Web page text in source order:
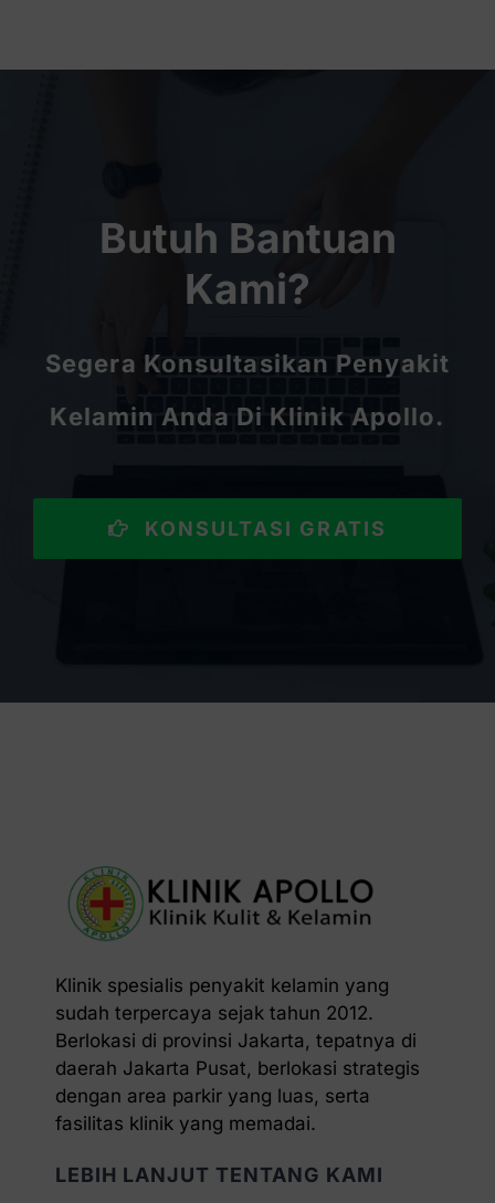
Butuh Bantuan
Kami?
Segera Konsultasikan Penyakit
Kelamin Anda Di Klinik Apollo.
KONSULTASI GRATIS
Klinik spesialis penyakit kelamin yang
sudah terpercaya sejak tahun 2012.
Berlokasi di provinsi Jakarta, tepatnya di
daerah Jakarta Pusat, berlokasi strategis
dengan area parkir yang luas, serta
fasilitas klinik yang memadai.
LEBIH LANJUT TENTANG KAMI